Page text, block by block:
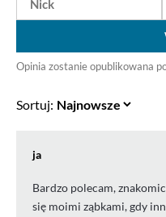
Opinia zostanie opublikowana
Sortuj:
ja
Bardzo polecam,
się moimi ząbkami, gdy